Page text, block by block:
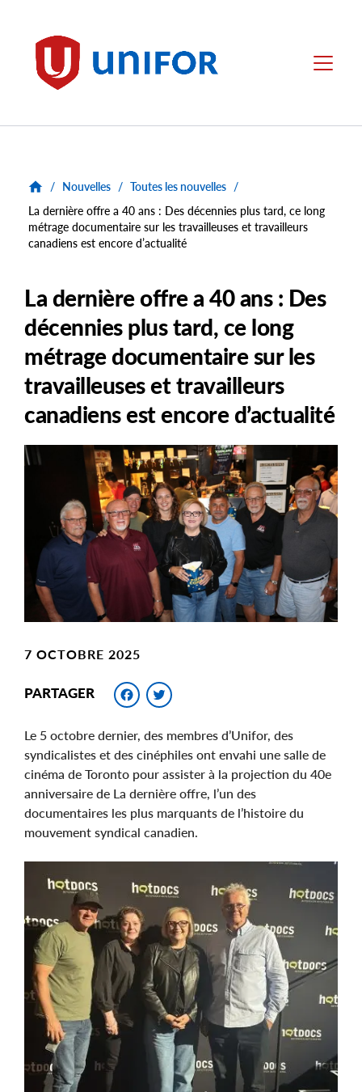
Unifor Menu
/ Nouvelles / Toutes les nouvelles /
La dernière offre a 40 ans : Des décennies plus tard, ce long
métrage documentaire sur les travailleuses et travailleurs
canadiens est encore d’actualité
La dernière offre a 40 ans : Des
décennies plus tard, ce long
métrage documentaire sur les
travailleuses et travailleurs
canadiens est encore d’actualité
7 OCTOBRE 2025
PARTAGER Facebook
Le 5 octobre dernier, des membres d’Unifor, des
syndicalistes et des cinéphiles ont envahi une salle de
cinéma de Toronto pour assister à la projection du 40e
anniversaire de La dernière offre, l’un des
documentaires les plus marquants de l’histoire du
mouvement syndical canadien.